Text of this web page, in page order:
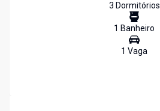
3 Dormitórios
1 Banheiro
1 Vaga